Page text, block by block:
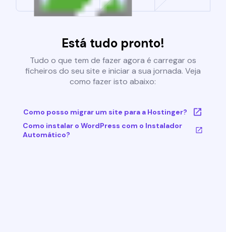
Está tudo pronto!
Tudo o que tem de fazer agora é carregar os
ficheiros do seu site e iniciar a sua jornada. Veja
como fazer isto abaixo:
Como posso migrar um site para a Hostinger?
Como instalar o WordPress com o Instalador
Automático?